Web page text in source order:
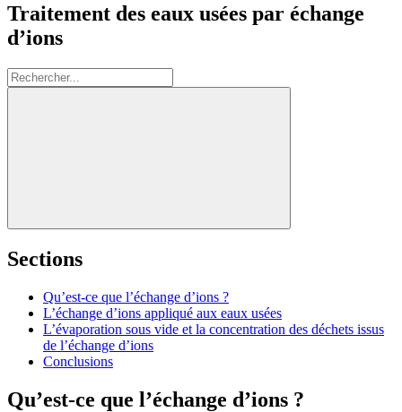
Traitement des eaux usées par échange
d’ions
Rechercher:
Sections
Qu’est-ce que l’échange d’ions ?
L’échange d’ions appliqué aux eaux usées
L’évaporation sous vide et la concentration des déchets issus
de l’échange d’ions
Conclusions
Qu’est-ce que l’échange d’ions ?